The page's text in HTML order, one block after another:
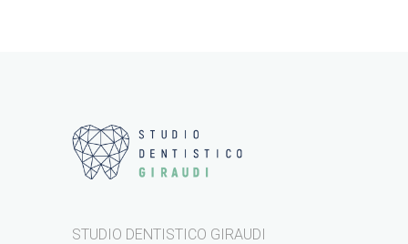
STUDIO DENTISTICO GIRAUDI